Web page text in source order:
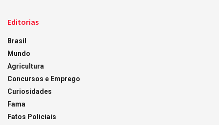
Editorias
Brasil
Mundo
Agricultura
Concursos e Emprego
Curiosidades
Fama
Fatos Policiais